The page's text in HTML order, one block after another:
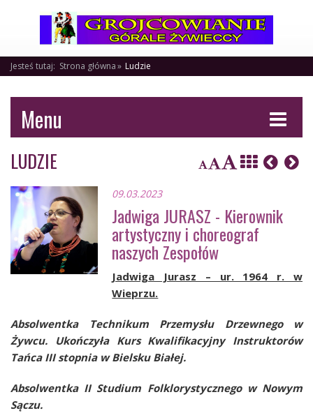
Jesteś tutaj: Strona główna Ludzie
Menu
LUDZIE
09.03.2023
Jadwiga JURASZ - Kierownik
artystyczny i choreograf
naszych Zespołów
Jadwiga Jurasz – ur. 1964 r. w
Wieprzu.
Absolwentka Technikum Przemysłu Drzewnego w
Żywcu. Ukończyła Kurs Kwalifikacyjny Instruktorów
Tańca III stopnia w Bielsku Białej.
Absolwentka II Studium Folklorystycznego w Nowym
Sączu.